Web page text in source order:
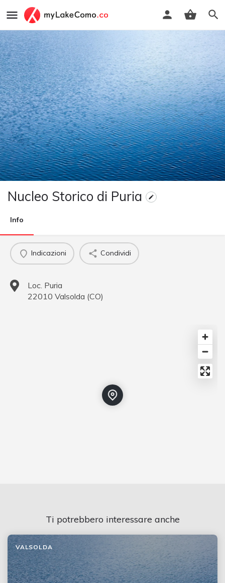
Nucleo Storico di Puria
Info
Indicazioni Condividi
Loc. Puria
22010 Valsolda (CO)
Ti potrebbero interessare anche
VALSOLDA